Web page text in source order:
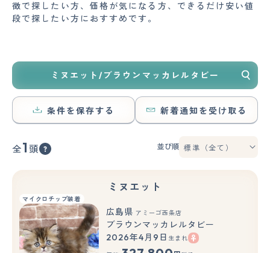
徴で探したい方、価格が気になる方、できるだけ安い値
段で探したい方におすすめです。
ミヌエット/ブラウンマッカレルタビー
条件を保存する 新着通知を受け取る
全1 頭 並び順
ミヌエット
マイクロチップ装着
もっと見る
広島県 アミーゴ西条店
ブラウンマッカレルタビー
2026年4月9日 生まれ